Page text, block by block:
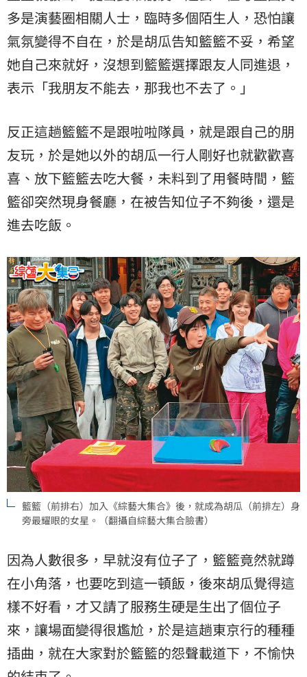
多是演藝圈相關人士，臨時多個陌生人，恐怕讓
氣氛變得不自在，於是胡瓜告知籃籃不妥，希望
她自己來就好，沒想到籃籃選擇跟友人同進退，
表示「我朋友不能去，那我也不去了。」
反正這趟籃籃不是跟啦啦隊員，就是跟自己的朋
友玩，於是她以外的胡瓜一行人剛好也就歡歡喜
喜、放下籃籃去吃大餐，未料到了用餐時間，籃
籃卻突然現身餐廳，在被告知位子不夠後，還是
進去吃飯。
籃籃（前排右）加入《綜藝大集合》後，就成為胡瓜（前排左）身
旁最耀眼的女星。（翻攝自綜藝大集合臉書）
因為人數很多，早就沒有位子了，籃籃竟然就蹲
在小角落，也要吃到這一頓飯，後來胡瓜覺得這
樣不好看，才又請了服務生硬是生出了個位子
來，讓場面變得很尷尬，於是這趟東京行的種種
插曲，就在大家對於籃籃的怨聲載道下，不愉快